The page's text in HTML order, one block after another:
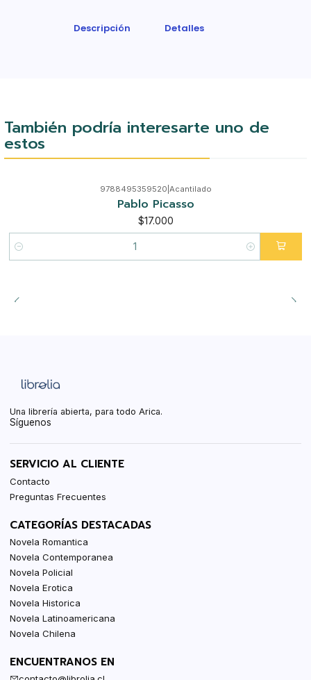
Descripción Detalles
También podría interesarte uno de
estos
9788495359520 Acantilado
Pablo Picasso
$17.000
Cantidad
Una librería abierta, para todo Arica.
Síguenos
SERVICIO AL CLIENTE
Contacto
Preguntas Frecuentes
CATEGORÍAS DESTACADAS
Novela Romantica
Novela Contemporanea
Novela Policial
Novela Erotica
Novela Historica
Novela Latinoamericana
Novela Chilena
ENCUENTRANOS EN